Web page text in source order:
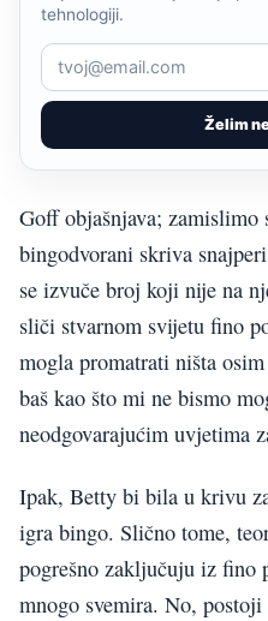
Želim
tehnologiji.
Goff objašnjava; zamislimo
bingodvorani skriva
se izvuče broj koji nije na
sliči stvarnom svijetu fino
mogla promatrati ništa
baš kao što mi ne bismo
neodgovarajućim uvjetima
Ipak, Betty bi bila u krivu
igra bingo. Slično tome,
pogrešno zaključuju iz fino
mnogo svemira. No,